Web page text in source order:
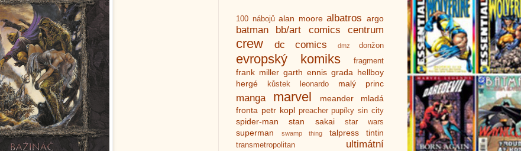
100 nábojů alan moore albatros argo
batman bb/art comics centrum
crew dc comics dmz donžon
evropský komiks fragment
frank miller garth ennis grada hellboy
hergé
kůstek leonardo malý princ
manga marvel meander
mladá
fronta petr kopl preacher pupíky sin city
spider-man stan sakai star wars
superman swamp thing talpress tintin
transmetropolitan
ultimátní